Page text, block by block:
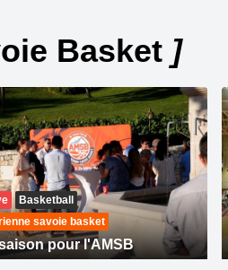
Basket ]
Basketball
savoie basket
pour l'AMSB